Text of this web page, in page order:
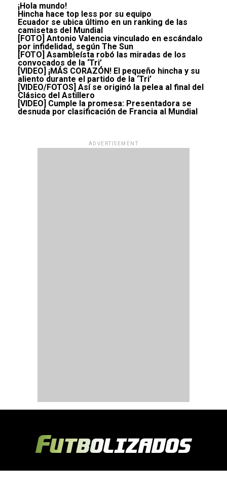
¡Hola mundo!
Hincha hace top less por su equipo
Ecuador se ubica último en un ranking de las
camisetas del Mundial
[FOTO] Antonio Valencia vinculado en escándalo
por infidelidad, según The Sun
[FOTO] Asambleísta robó las miradas de los
convocados de la ‘Tri’
[VIDEO] ¡MÁS CORAZÓN! El pequeño hincha y su
aliento durante el partido de la ‘Tri’
[VIDEO/FOTOS] Así se originó la pelea al final del
Clásico del Astillero
[VIDEO] Cumple la promesa: Presentadora se
desnuda por clasificación de Francia al Mundial
ADVERTISEMENT